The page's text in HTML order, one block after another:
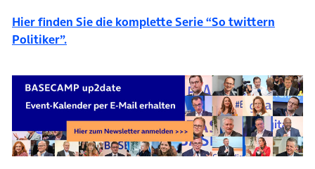
Hier finden Sie die komplette Serie “So twittern
Politiker”.(öffnet in neuem Tab)